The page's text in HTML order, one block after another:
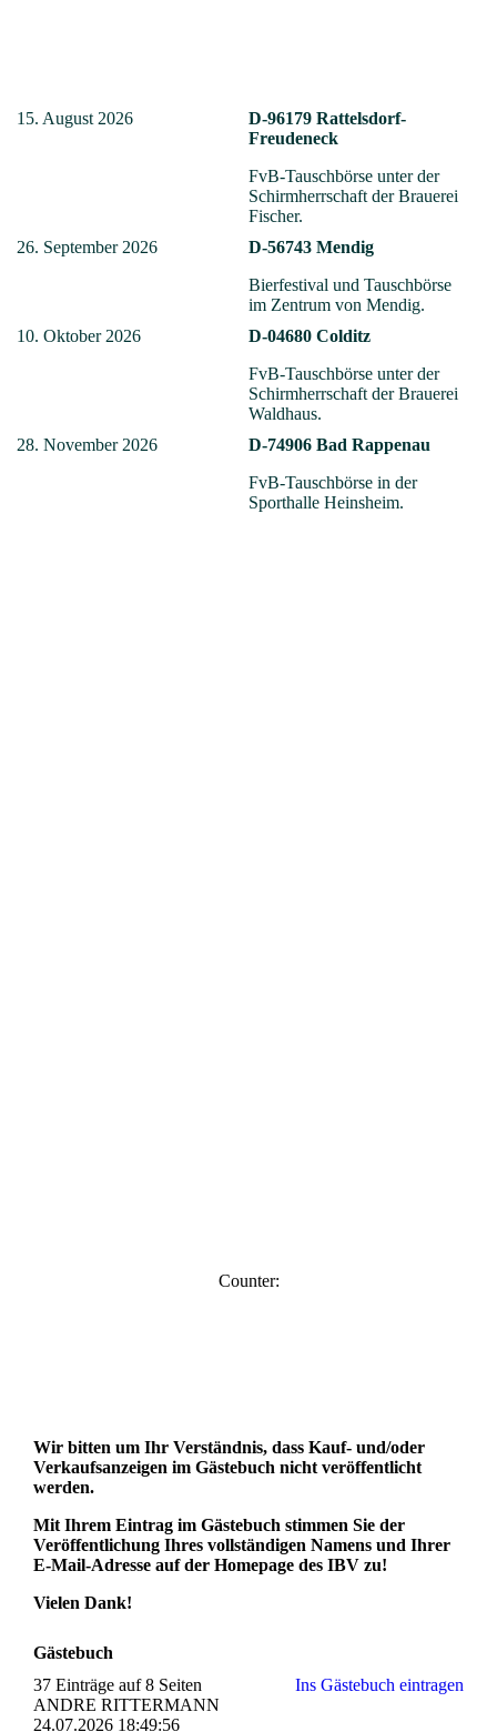
15. August 2026
D-96179 Rattelsdorf-
Freudeneck
FvB-Tauschbörse unter der
Schirmherrschaft der Brauerei
Fischer.
26. September 2026
D-56743 Mendig
Bierfestival und Tauschbörse
im Zentrum von Mendig.
10. Oktober 2026
D-04680 Colditz
FvB-Tauschbörse unter der
Schirmherrschaft der Brauerei
Waldhaus.
28. November 2026
D-74906 Bad Rappenau
FvB-Tauschbörse in der
Sporthalle Heinsheim.
Counter:
Wir bitten um Ihr Verständnis, dass Kauf- und/oder
Verkaufsanzeigen im Gästebuch nicht veröffentlicht
werden.
Mit Ihrem Eintrag im Gästebuch stimmen Sie der
Veröffentlichung Ihres vollständigen Namens und Ihrer
E-Mail-Adresse auf der Homepage des IBV zu!
Vielen Dank!
Gästebuch
37 Einträge auf 8 Seiten
Ins Gästebuch eintragen
ANDRE RITTERMANN
24.07.2026 18:49:56